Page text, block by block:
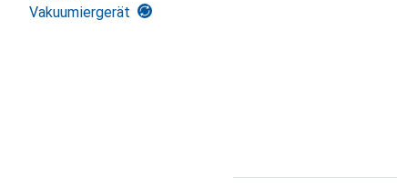
Vakuumiergerät